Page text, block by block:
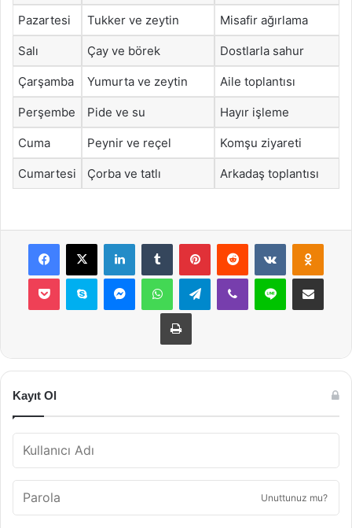
Pazartesi Tukker ve zeytin Misafir ağırlama
Salı Çay ve börek Dostlarla sahur
Çarşamba Yumurta ve zeytin Aile toplantısı
Perşembe Pide ve su Hayır işleme
Cuma Peynir ve reçel Komşu ziyareti
Cumartesi Çorba ve tatlı Arkadaş toplantısı
Facebook
X LinkedInTumblr PinterestReddit VKontakte
Pocket Skype MessengerWhatsAppTelegramViber Line E-Posta ile
Yazdır
Kayıt Ol
Unuttunuz mu?